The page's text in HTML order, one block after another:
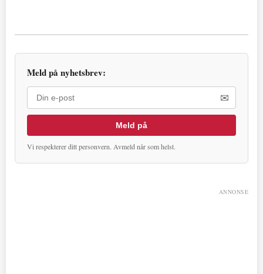
Meld på nyhetsbrev:
✉
Meld på
Vi respekterer ditt personvern. Avmeld når som helst.
ANNONSE